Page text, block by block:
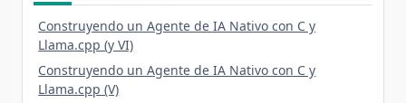
Construyendo un Agente de IA Nativo con C y
Llama.cpp (y VI)
Construyendo un Agente de IA Nativo con C y
Llama.cpp (V)